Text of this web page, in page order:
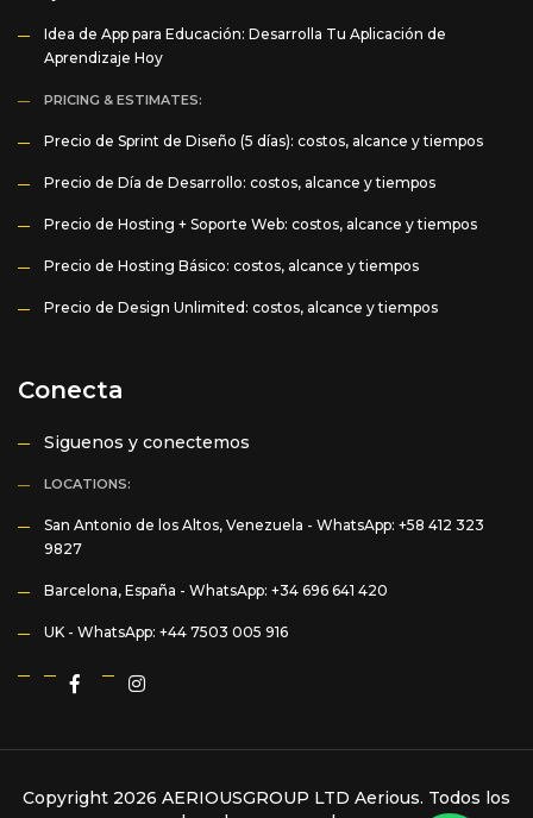
Idea de App para Educación: Desarrolla Tu Aplicación de
Aprendizaje Hoy
PRICING & ESTIMATES:
Precio de Sprint de Diseño (5 días): costos, alcance y tiempos
Precio de Día de Desarrollo: costos, alcance y tiempos
Precio de Hosting + Soporte Web: costos, alcance y tiempos
Precio de Hosting Básico: costos, alcance y tiempos
Precio de Design Unlimited: costos, alcance y tiempos
Conecta
Siguenos y conectemos
LOCATIONS:
San Antonio de los Altos, Venezuela - WhatsApp: +58 412 323
9827
Barcelona, España - WhatsApp: +34 696 641 420
UK - WhatsApp: +44 7503 005 916
Copyright 2026 AERIOUSGROUP LTD Aerious. Todos los